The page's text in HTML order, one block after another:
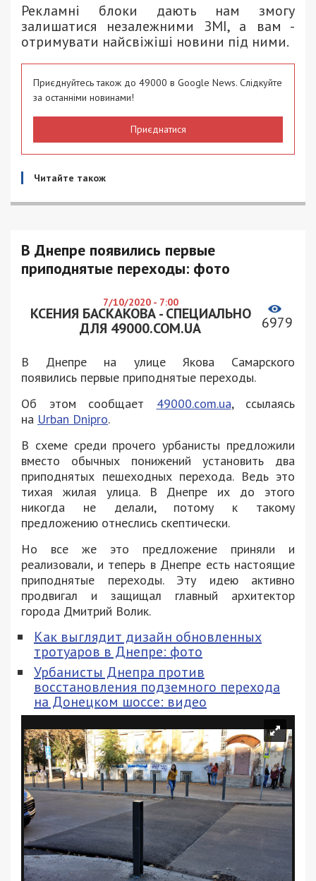
Рекламні блоки дають нам змогу
залишатися незалежними ЗМІ, а вам -
отримувати найсвіжіші новини під ними.
Приєднуйтесь також до 49000 в Google News. Слідкуйте
за останніми новинами!
Приєднатися
Читайте також
В Днепре появились первые
приподнятые переходы: фото
7/10/2020 - 7:00
КСЕНИЯ БАСКАКОВА - СПЕЦИАЛЬНО
ДЛЯ 49000.COM.UA
6979
В Днепре на улице Якова Самарского
появились первые приподнятые переходы.
Об этом сообщает 49000.com.ua, ссылаясь
на Urban Dnipro.
В схеме среди прочего урбанисты предложили
вместо обычных понижений установить два
приподнятых пешеходных перехода. Ведь это
тихая жилая улица. В Днепре их до этого
никогда не делали, потому к такому
предложению отнеслись скептически.
Но все же это предложение приняли и
реализовали, и теперь в Днепре есть настоящие
приподнятые переходы. Эту идею активно
продвигал и защищал главный архитектор
города Дмитрий Волик.
Как выглядит дизайн обновленных
тротуаров в Днепре: фото
Урбанисты Днепра против
восстановления подземного перехода
на Донецком шоссе: видео